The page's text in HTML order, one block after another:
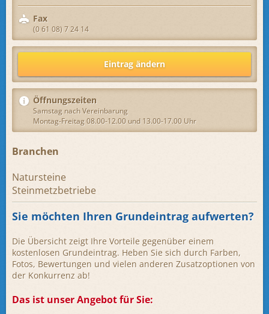
Fax
(0 61 08) 7 24 14
Eintrag ändern
Öffnungszeiten
Samstag nach Vereinbarung
Montag-Freitag 08.00-12.00 und 13.00-17.00 Uhr
Branchen
Natursteine
Steinmetzbetriebe
Sie möchten Ihren Grundeintrag aufwerten?
Die Übersicht zeigt Ihre Vorteile gegenüber einem
kostenlosen Grundeintrag. Heben Sie sich durch Farben,
Fotos, Bewertungen und vielen anderen Zusatzoptionen von
der Konkurrenz ab!
Das ist unser Angebot für Sie: